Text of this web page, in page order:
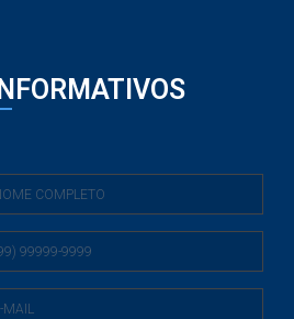
INFORMATIVOS